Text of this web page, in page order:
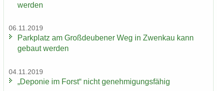
wer­den
06.11.2019
Park­platz am Groß­deu­be­ner Weg in Zwenkau kann
ge­baut wer­den
04.11.2019
„De­po­nie im Forst“ nicht ge­neh­mi­gungs­fä­hig